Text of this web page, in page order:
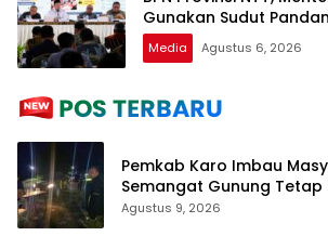
Gunakan Sudut
Media Agustus 6, 2026
Pemkab Karo Imbau
Semangat Gunung Tetap
Penertiban Pungli
Agustus 9, 2026